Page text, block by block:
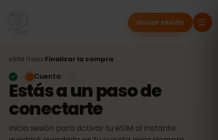
Iniciar sesión
eSIM Italia Finalizar la compra
Estás a un paso de
conectarte
Inicia sesión para activar tu eSIM al instante:
Cuenta